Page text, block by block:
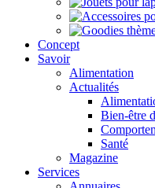
Concept
Savoir
Alimentation
Actualités
Bien-être
Santé
Magazine
Services